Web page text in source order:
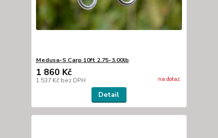
Medusa-S Carp 10ft 2.75-3.00lb
1 860 Kč
1 537 Kč bez DPH na dotaz
Detail